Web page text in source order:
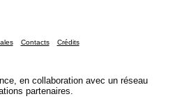
Contacts Crédits
en collaboration avec un réseau
partenaires.